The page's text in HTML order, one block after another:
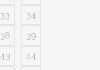
33
34
38
39
43
44